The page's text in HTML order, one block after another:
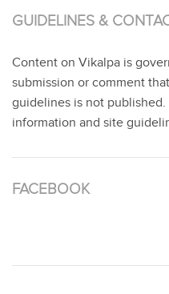
GUIDELINES &
Content on Vikalpa is
submission or comment
guidelines is not published.
information and site
FACEBOOK